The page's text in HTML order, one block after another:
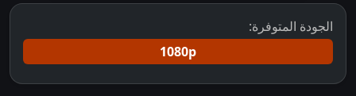
الجودة المتوفرة:
1080p